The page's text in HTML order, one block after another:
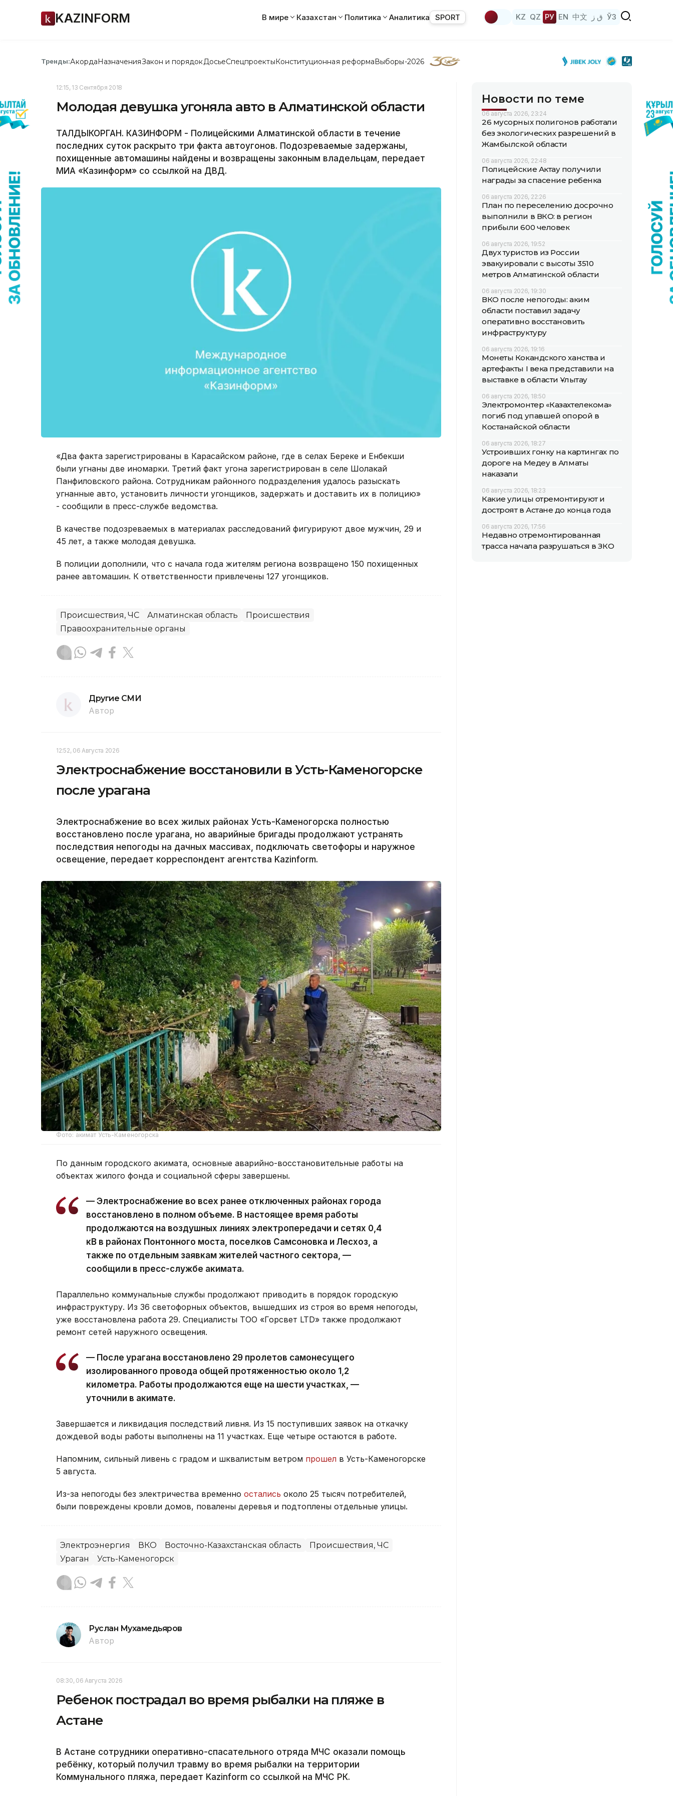
KAZINFORM В мире Казахстан Политика Аналитика SPORT KZ QZ РУ EN 中文 ق ز ЎЗ
Тренды:АкордаНазначенияЗакон и порядок ДосьеСпецпроектыКонституционная реформаВыборы-2026
12:15, 13 Сентября 2018
Молодая девушка угоняла авто в Алматинской области
ТАЛДЫКОРГАН. КАЗИНФОРМ - Полицейскими Алматинской области в течение
последних суток раскрыто три факта автоугонов. Подозреваемые задержаны,
похищенные автомашины найдены и возвращены законным владельцам, передает
МИА «Казинформ» со ссылкой на ДВД.
«Два факта зарегистрированы в Карасайском районе, где в селах Береке и Енбекши
были угнаны две иномарки. Третий факт угона зарегистрирован в селе Шолакай
Панфиловского района. Сотрудникам районного подразделения удалось разыскать
угнанные авто, установить личности угонщиков, задержать и доставить их в полицию»
- сообщили в пресс-службе ведомства.
В качестве подозреваемых в материалах расследований фигурируют двое мужчин, 29 и
45 лет, а также молодая девушка.
В полиции дополнили, что с начала года жителям региона возвращено 150 похищенных
ранее автомашин. К ответственности привлечены 127 угонщиков.
Происшествия, ЧС Алматинская область
Происшествия
Правоохранительные органы
Другие СМИ
Автор
12:52, 06 Августа 2026
Электроснабжение восстановили в Усть-Каменогорске
после урагана
Электроснабжение во всех жилых районах Усть-Каменогорска полностью
восстановлено после урагана, но аварийные бригады продолжают устранять
последствия непогоды на дачных массивах, подключать светофоры и наружное
освещение, передает корреспондент агентства Kazinform.
Фото: акимат Усть-Каменогорска
По данным городского акимата, основные аварийно-восстановительные работы на
объектах жилого фонда и социальной сферы завершены.
— Электроснабжение во всех ранее отключенных районах города
восстановлено в полном объеме. В настоящее время работы
продолжаются на воздушных линиях электропередачи и сетях 0,4
кВ в районах Понтонного моста, поселков Самсоновка и Лесхоз, а
также по отдельным заявкам жителей частного сектора, —
сообщили в пресс-службе акимата.
Параллельно коммунальные службы продолжают приводить в порядок городскую
инфраструктуру. Из 36 светофорных объектов, вышедших из строя во время непогоды,
уже восстановлена работа 29. Специалисты ТОО «Горсвет LTD» также продолжают
ремонт сетей наружного освещения.
— После урагана восстановлено 29 пролетов самонесущего
изолированного провода общей протяженностью около 1,2
километра. Работы продолжаются еще на шести участках, —
уточнили в акимате.
Завершается и ликвидация последствий ливня. Из 15 поступивших заявок на откачку
дождевой воды работы выполнены на 11 участках. Еще четыре остаются в работе.
Напомним, сильный ливень с градом и шквалистым ветром прошел в Усть-Каменогорске
5 августа.
Из-за непогоды без электричества временно остались около 25 тысяч потребителей,
были повреждены кровли домов, повалены деревья и подтоплены отдельные улицы.
Электроэнергия ВКО Восточно-Казахстанская область
Происшествия, ЧС
Ураган
Усть-Каменогорск
Руслан Мухамедьяров
Автор
08:30, 06 Августа 2026
Ребенок пострадал во время рыбалки на пляже в
Астане
В Астане сотрудники оперативно-спасательного отряда МЧС оказали помощь
ребёнку, который получил травму во время рыбалки на территории
Коммунального пляжа, передает Kazinform со ссылкой на МЧС РК.
Новости по теме
06 августа 2026, 23:24
26 мусорных полигонов работали
без экологических разрешений в
Жамбылской области
06 августа 2026, 22:48
Полицейские Актау получили
награды за спасение ребенка
06 августа 2026, 22:26
План по переселению досрочно
выполнили в ВКО: в регион
прибыли 600 человек
06 августа 2026, 19:52
Двух туристов из России
эвакуировали с высоты 3510
метров Алматинской области
06 августа 2026, 19:30
ВКО после непогоды: аким
области поставил задачу
оперативно восстановить
инфраструктуру
06 августа 2026, 19:16
Монеты Кокандского ханства и
артефакты I века представили на
выставке в области Ұлытау
06 августа 2026, 18:50
Электромонтер «Казахтелекома»
погиб под упавшей опорой в
Костанайской области
06 августа 2026, 18:27
Устроивших гонку на картингах по
дороге на Медеу в Алматы
наказали
06 августа 2026, 18:23
Какие улицы отремонтируют и
достроят в Астане до конца года
06 августа 2026, 17:56
Недавно отремонтированная
трасса начала разрушаться в ЗКО